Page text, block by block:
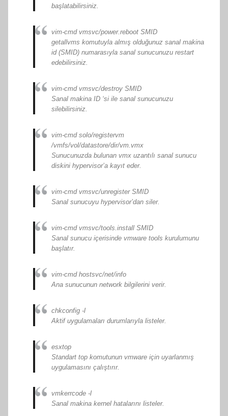
başlatabilirsiniz.
vim-cmd vmsvc/power.reboot SMID
getallvms komutuyla almış olduğunuz sanal makina
id (SMID) numarasıyla sanal sunucunuzu restart
edebilirsiniz.
vim-cmd vmsvc/destroy SMID
Sanal makina ID ‘si ile sanal sunucunuzu
silebilirsiniz.
vim-cmd solo/registervm
/vmfs/vol/datastore/dir/vm.vmx
Sunucunuzda bulunan vmx uzantılı sanal sunucu
diskini hypervisor’a kayıt eder.
vim-cmd vmsvc/unregister SMID
Sanal sunucuyu hypervisor’dan siler.
vim-cmd vmsvc/tools.install SMID
Sanal sunucu içerisinde vmware tools kurulumunu
başlatır.
vim-cmd hostsvc/net/info
Ana sunucunun network bilgilerini verir.
chkconfig -l
Aktif uygulamaları durumlarıyla listeler.
esxtop
Standart top komutunun vmware için uyarlanmış
uygulamasını çalıştırır.
vmkerrcode -l
Sanal makina kernel hatalarını listeler.